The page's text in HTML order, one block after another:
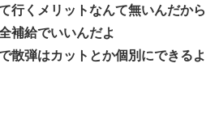
行くメリットなんて無いんだから
補給でいいんだよ
散弾はカットとか個別にできるよ